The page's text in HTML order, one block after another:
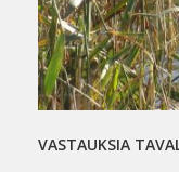
VASTAUKSIA